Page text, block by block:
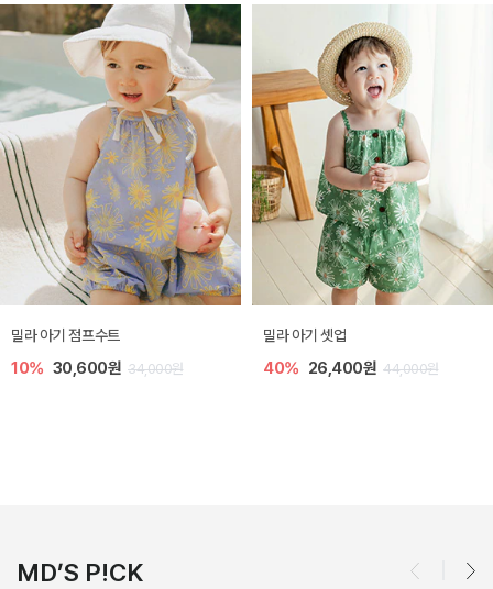
토닉 아기 민소매 티셔츠
20% 11,200원 14,000원
베티 니트 아기 민소매 티셔츠
10% 24,300원 27,000원
MD’S P!CK